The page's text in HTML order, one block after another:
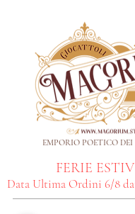
EMPORIO POETICO
FERIE
Data Ultima Ordini 6/8